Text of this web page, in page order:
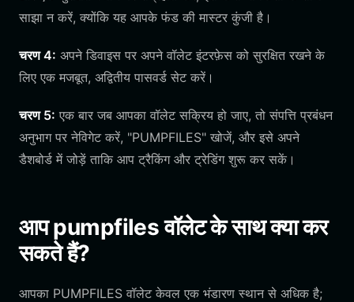
साझा न करें, क्योंकि यह आपके फंड की मास्टर कुंजी है।
चरण 4: अपने डिवाइस पर अपने वॉलेट इंटरफ़ेस को सुरक्षित रखने के
लिए एक मजबूत, अद्वितीय पासवर्ड सेट करें।
चरण 5: एक बार जब आपका वॉलेट सक्रिय हो जाए, तो संपत्ति प्रबंधन
अनुभाग पर नेविगेट करें, "PUMPFILES" खोजें, और इसे अपने
डैशबोर्ड में जोड़ें ताकि आप ट्रैकिंग और ट्रेडिंग शुरू कर सकें।
आप pumpfiles वॉलेट के साथ क्या कर
सकते हैं?
आपका PUMPFILES वॉलेट केवल एक भंडारण स्थान से अधिक है;